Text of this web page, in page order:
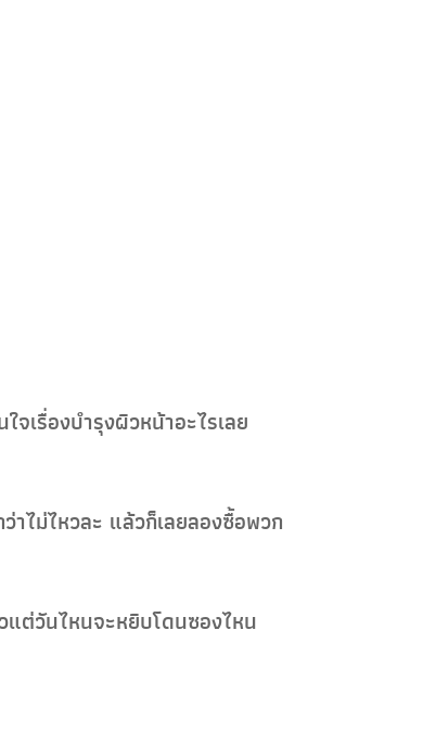
เรื่องบำรุงผิวหน้าอะไรเลย
าไม่ไหวละ แล้วก็เลยลองซื้อพวก
ต่วันไหนจะหยิบโดนซองไหน